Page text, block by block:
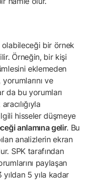
olabileceği bir örnek
Örneğin, bir kişi
eklemeden
ve
da bu yorumları
hisseler düşmeye
anlamına gelir. Bu
analizlerin ekran
SPK tarafından
paylaşan
5 yıla kadar